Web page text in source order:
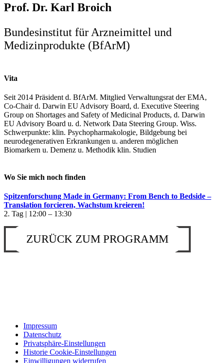
Prof. Dr. Karl Broich
Bundesinstitut für Arzneimittel und
Medizinprodukte (BfArM)
Vita
Seit 2014 Präsident d. BfArM. Mitglied Verwaltungsrat der EMA,
Co-Chair d. Darwin EU Advisory Board, d. Executive Steering
Group on Shortages and Safety of Medicinal Products, d. Darwin
EU Advisory Board u. d. Network Data Steering Group. Wiss.
Schwerpunkte: klin. Psychopharmakologie, Bildgebung bei
neurodegenerativen Erkrankungen u. anderen möglichen
Biomarkern u. Demenz u. Methodik klin. Studien
Wo Sie mich noch finden
Spitzenforschung Made in Germany: From Bench to Bedside –
Translation forcieren, Wachstum kreieren!
2. Tag | 12:00 – 13:30
ZURÜCK ZUM PROGRAMM
Impressum
Datenschutz
Privatsphäre-Einstellungen
Historie Cookie-Einstellungen
Einwilligungen widerrufen